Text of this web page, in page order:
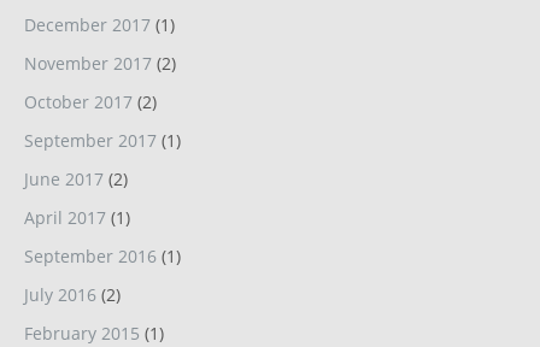
December 2017 (1)
November 2017 (2)
October 2017 (2)
September 2017 (1)
June 2017 (2)
April 2017 (1)
September 2016 (1)
July 2016 (2)
February 2015 (1)